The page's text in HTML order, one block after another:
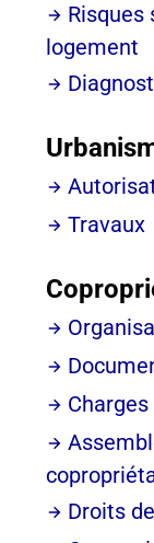
Risques
logement
Travaux
Charges
Droits